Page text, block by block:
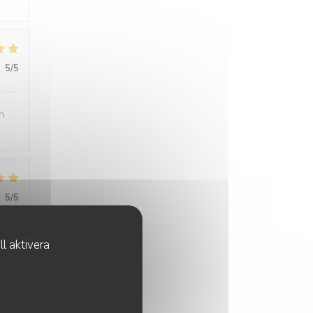
aktivera
: 5/5
: 5/5